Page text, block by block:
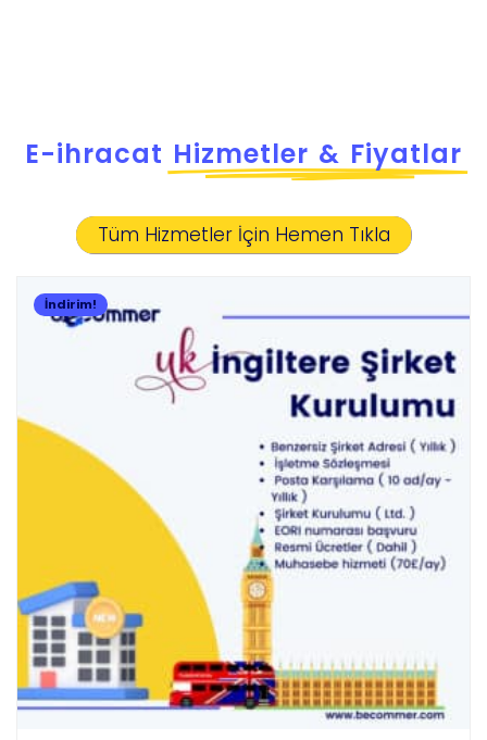
E-ihracat Hizmetler & Fiyatlar
Tüm Hizmetler İçin Hemen Tıkla
İndirim!